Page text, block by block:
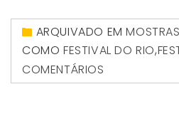
ARQUIVADO EMMOSTRAS
COMO FESTIVAL DO RIO,
COMENTÁRIOS